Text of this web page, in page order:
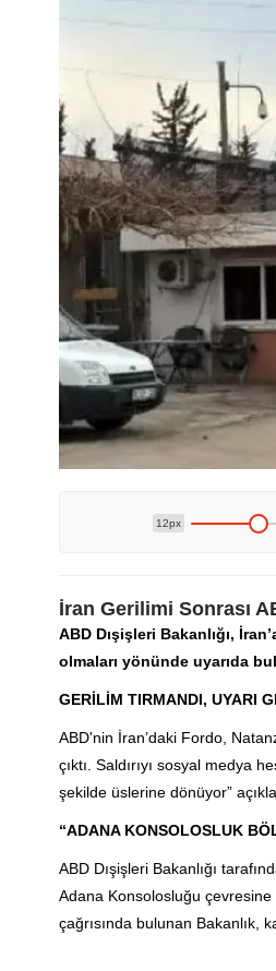
12px
İran Gerilimi Sonrası
ABD Dışişleri Bakanlığı,
olmaları yönünde uyarıda
GERİLİM TIRMANDI, UYARI
ABD'nin İran’daki Fordo,
çıktı. Saldırıyı sosyal medya
şekilde üslerine dönüyor”
“ADANA KONSOLOSLUK
ABD Dışişleri Bakanlığı
Adana Konsolosluğu çevresine
çağrısında bulunan Bakanlık,